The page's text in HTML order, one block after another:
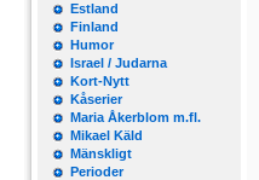
Estland
Finland
Humor
Israel / Judarna
Kort-Nytt
Kåserier
Maria Åkerblom m.fl.
Mikael Käld
Mänskligt
Perioder